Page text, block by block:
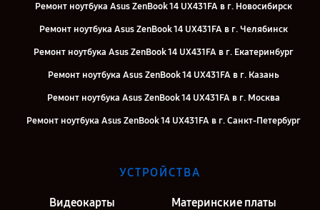
Ремонт ноутбука Asus ZenBook 14 UX431FA в г. Новосибирск
Ремонт ноутбука Asus ZenBook 14 UX431FA в г. Челябинск
Ремонт ноутбука Asus ZenBook 14 UX431FA в г. Екатеринбург
Ремонт ноутбука Asus ZenBook 14 UX431FA в г. Казань
Ремонт ноутбука Asus ZenBook 14 UX431FA в г. Москва
Ремонт ноутбука Asus ZenBook 14 UX431FA в г. Санкт-Петербург
УСТРОЙСТВА
Видеокарты Материнские платы